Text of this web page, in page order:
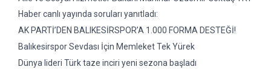
Haber canlı yayında soruları yanıtladı:
AK PARTİ’DEN BALIKESİRSPOR’A 1.000 FORMA DESTEĞİ!
Balıkesirspor Sevdası İçin Memleket Tek Yürek
Dünya lideri Türk taze inciri yeni sezona başladı